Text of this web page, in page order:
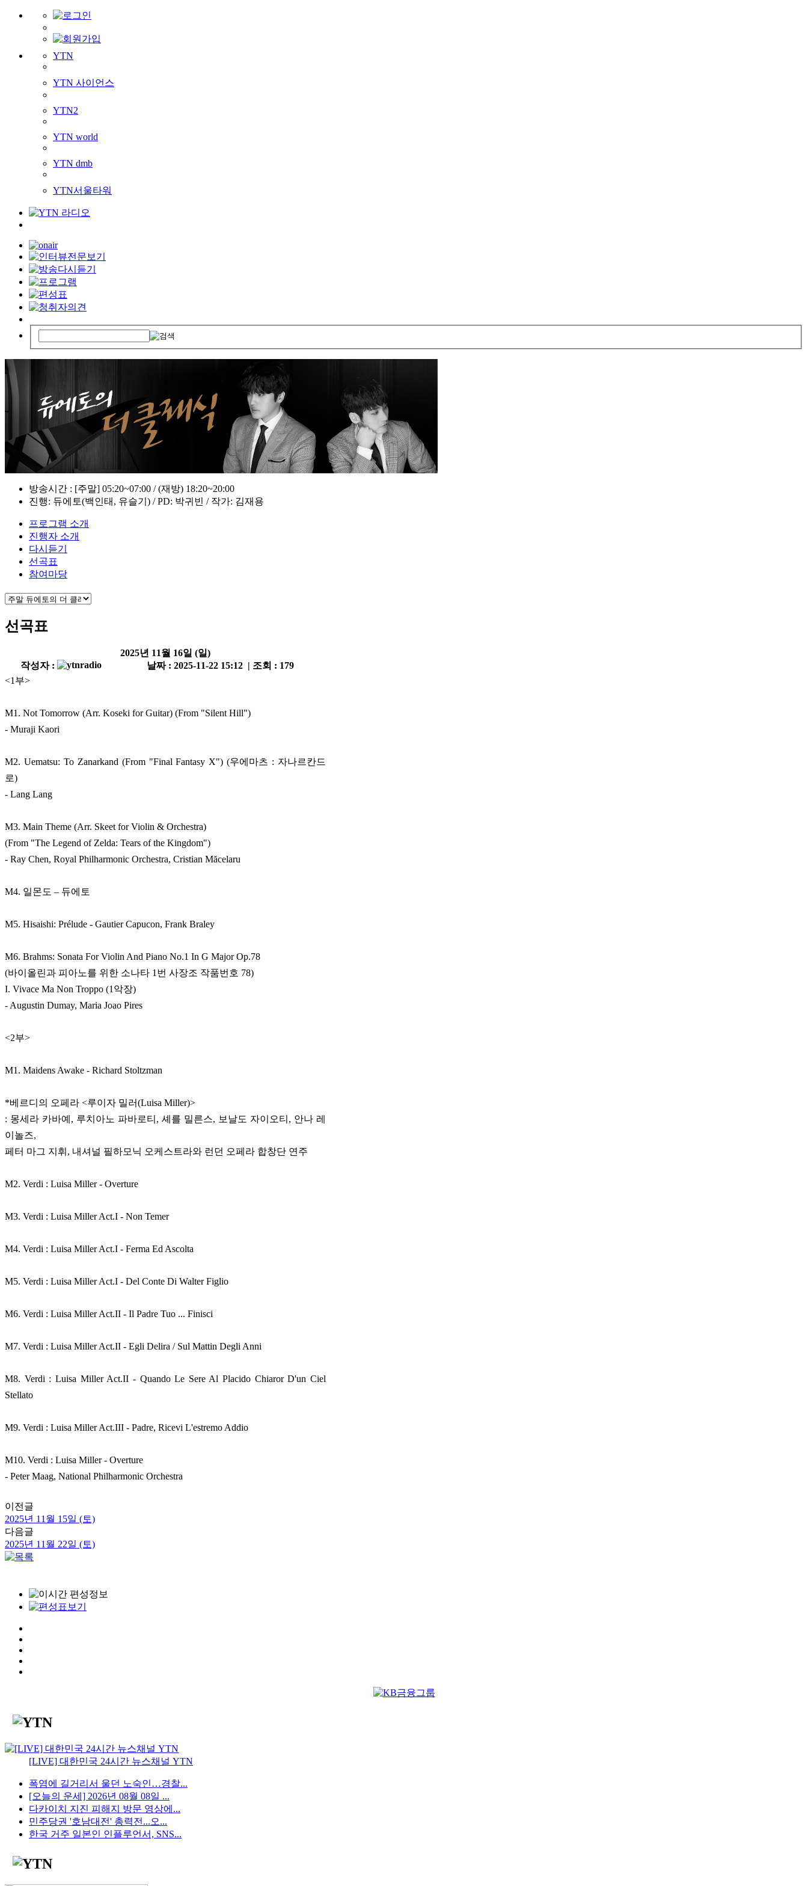
YTN
YTN 사이언스
YTN2
YTN world
YTN dmb
YTN서울타워
방송시간 : [주말] 05:20~07:00 / (재방) 18:20~20:00
진행: 듀에토(백인태, 유슬기) / PD: 박귀빈 / 작가: 김재용
프로그램 소개
진행자 소개
다시듣기
선곡표
참여마당
선곡표
2025년 11월 16일 (일)
작성자 :
날짜 : 2025-11-22 15:12 | 조회 : 179
<1부>
M1. Not Tomorrow (Arr. Koseki for Guitar) (From "Silent Hill")
- Muraji Kaori
M2. Uematsu: To Zanarkand (From "Final Fantasy X") (우에마츠 : 자나르칸드
로)
- Lang Lang
M3. Main Theme (Arr. Skeet for Violin & Orchestra)
(From "The Legend of Zelda: Tears of the Kingdom")
- Ray Chen, Royal Philharmonic Orchestra, Cristian Măcelaru
M4. 일몬도 – 듀에토
M5. Hisaishi: Prélude - Gautier Capucon, Frank Braley
M6. Brahms: Sonata For Violin And Piano No.1 In G Major Op.78
(바이올린과 피아노를 위한 소나타 1번 사장조 작품번호 78)
I. Vivace Ma Non Troppo (1악장)
- Augustin Dumay, Maria Joao Pires
<2부>
M1. Maidens Awake - Richard Stoltzman
*베르디의 오페라 <루이자 밀러(Luisa Miller)>
: 몽세라 카바예, 루치아노 파바로티, 셰를 밀른스, 보날도 자이오티, 안나 레
이놀즈,
페터 마그 지휘, 내셔널 필하모닉 오케스트라와 런던 오페라 합창단 연주
M2. Verdi : Luisa Miller - Overture
M3. Verdi : Luisa Miller Act.I - Non Temer
M4. Verdi : Luisa Miller Act.I - Ferma Ed Ascolta
M5. Verdi : Luisa Miller Act.I - Del Conte Di Walter Figlio
M6. Verdi : Luisa Miller Act.II - Il Padre Tuo ... Finisci
M7. Verdi : Luisa Miller Act.II - Egli Delira / Sul Mattin Degli Anni
M8. Verdi : Luisa Miller Act.II - Quando Le Sere Al Placido Chiaror D'un Ciel
Stellato
M9. Verdi : Luisa Miller Act.III - Padre, Ricevi L'estremo Addio
M10. Verdi : Luisa Miller - Overture
- Peter Maag, National Philharmonic Orchestra
이전글
2025년 11월 15일 (토)
다음글
2025년 11월 22일 (토)
[LIVE] 대한민국 24시간 뉴스채널 YTN
폭염에 길거리서 울던 노숙인…경찰...
[오늘의 운세] 2026년 08월 08일 ...
다카이치 지진 피해지 방문 영상에...
민주당권 '호남대전' 총력전...오...
한국 거주 일본인 인플루언서, SNS...